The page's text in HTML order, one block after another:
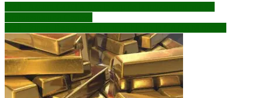
Navigation
de
l’article